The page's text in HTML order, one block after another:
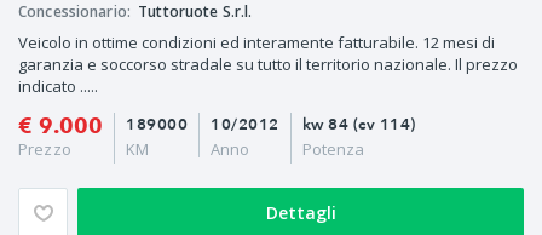
Concessionario: Tuttoruote S.r.l.
Veicolo in ottime condizioni ed interamente fatturabile. 12 mesi di
garanzia e soccorso stradale su tutto il territorio nazionale. Il prezzo
indicato .....
€ 9.000
Prezzo
10/2012
Anno
189000
KM
kw 84 (cv 114)
Potenza
Dettagli